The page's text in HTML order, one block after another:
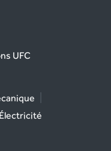
UFC
Électricité